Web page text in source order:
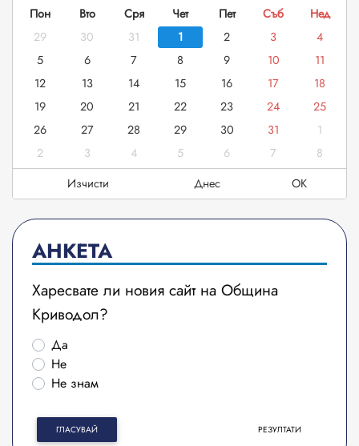
Пон
Вто Сря Чет Пет Съб
Нед
29
30 31 1 2 3
4
5
6 7 8 9 10
11
12
13 14 15 16 17
18
19
20 21 22 23 24
25
26
27 28 29 30 31
1
2
3 4 5 6 7
8
Изчисти
Днес OK
АНКЕТА
Харесвате ли новия сайт на Община
Криводол?
Да
Не
Не знам
ГЛАСУВАЙ РЕЗУЛТАТИ